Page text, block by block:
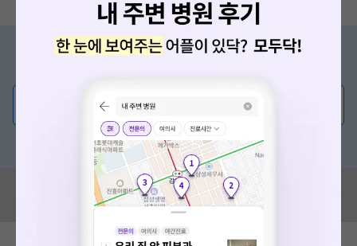
증상/치료, 궁금한 점이 있나요?
💬 무엇이든 물어보세요
혹은, 의료상담 서비스에 다양한 게시글 보러가기
혹시 잘못된 병원정보가 있나요?
모두닥 팀에 알려주세요!